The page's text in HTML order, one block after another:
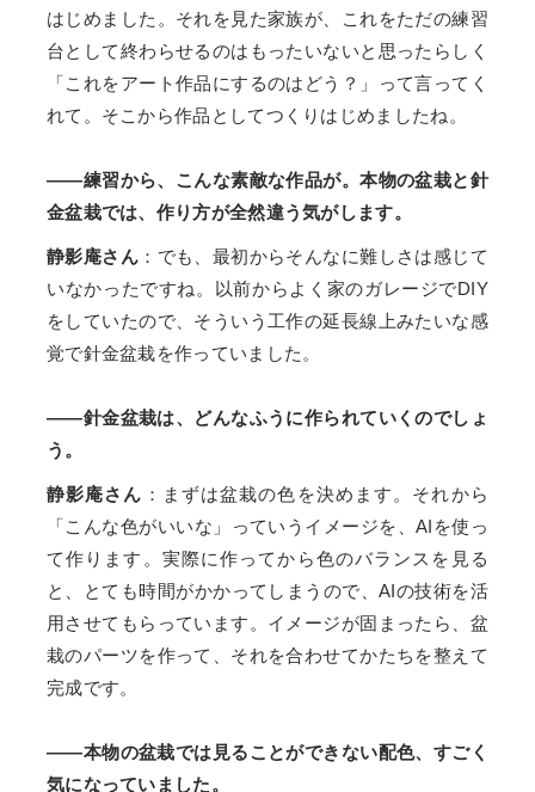
はじめました。それを見た家族が、これをただの練習
台として終わらせるのはもったいないと思ったらしく
「これをアート作品にするのはどう？」って言ってく
れて。そこから作品としてつくりはじめましたね。
――練習から、こんな素敵な作品が。本物の盆栽と針
金盆栽では、作り方が全然違う気がします。
静影庵さん ：でも、最初からそんなに難しさは感じて
いなかったですね。以前からよく家のガレージでDIY
をしていたので、そういう工作の延長線上みたいな感
覚で針金盆栽を作っていました。
――針金盆栽は、どんなふうに作られていくのでしょ
う。
静影庵さん ：まずは盆栽の色を決めます。それから
「こんな色がいいな」っていうイメージを、AIを使っ
て作ります。実際に作ってから色のバランスを見る
と、とても時間がかかってしまうので、AIの技術を活
用させてもらっています。イメージが固まったら、盆
栽のパーツを作って、それを合わせてかたちを整えて
完成です。
――本物の盆栽では見ることができない配色、すごく
気になっていました。